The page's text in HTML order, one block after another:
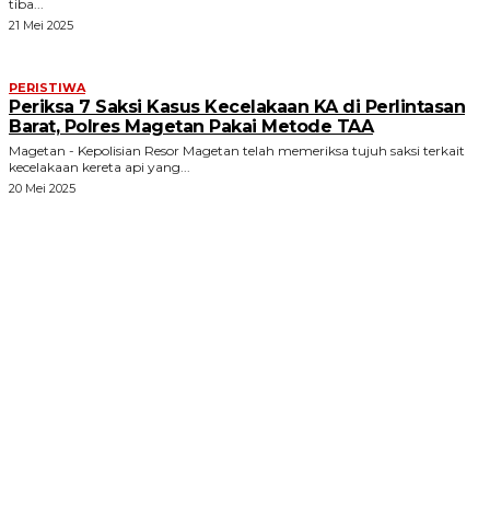
tiba...
21 Mei 2025
PERISTIWA
Periksa 7 Saksi Kasus Kecelakaan KA di Perlintasan
Barat, Polres Magetan Pakai Metode TAA
Magetan - Kepolisian Resor Magetan telah memeriksa tujuh saksi terkait
kecelakaan kereta api yang...
20 Mei 2025